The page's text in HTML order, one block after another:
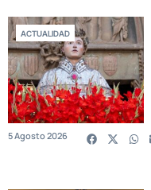
ACTUALIDAD
5 Agosto 2026